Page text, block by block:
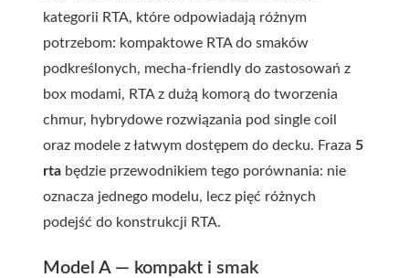
kategorii RTA, które odpowiadają różnym
potrzebom: kompaktowe RTA do smaków
podkreślonych, mecha-friendly do zastosowań z
box modami, RTA z dużą komorą do tworzenia
chmur, hybrydowe rozwiązania pod single coil
oraz modele z łatwym dostępem do decku. Fraza 5
rta będzie przewodnikiem tego porównania: nie
oznacza jednego modelu, lecz pięć różnych
podejść do konstrukcji RTA.
Model A — kompakt i smak